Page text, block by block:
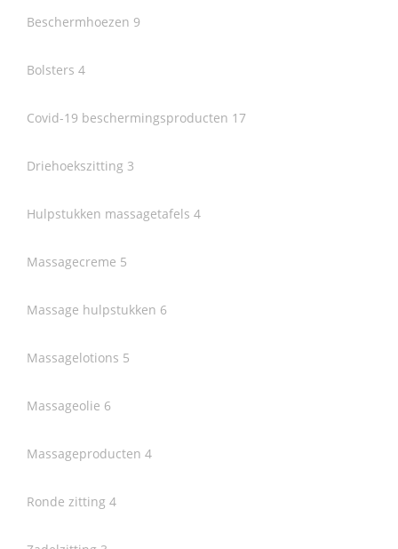
Beschermhoezen 9
Bolsters 4
Covid-19 beschermingsproducten 17
Driehoekszitting 3
Hulpstukken massagetafels 4
Massagecreme 5
Massage hulpstukken 6
Massagelotions 5
Massageolie 6
Massageproducten 4
Ronde zitting 4